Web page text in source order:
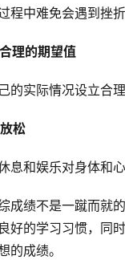
程中难免会遇到挫
理的期望值
的实际情况设立合
松
息和娱乐对身体和
成绩不是一蹴而就
好的学习习惯，同
的成绩。